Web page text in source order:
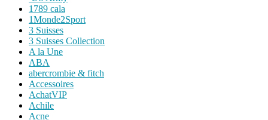
1789 cala
1Monde2Sport
3 Suisses
3 Suisses Collection
A la Une
ABA
abercrombie & fitch
Accessoires
AchatVIP
Achile
Acne